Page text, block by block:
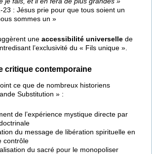
23 : Jésus prie pour que tous soient un
sommes un »
uneaccessibilité universelle de
l’exclusivité du « Fils unique ».
critique contemporaine
ce que de nombreux historiens
Substitution » :
de l’expérience mystique directe par
du message de libération spirituelle en
contrôle
du sacré pour le monopoliser